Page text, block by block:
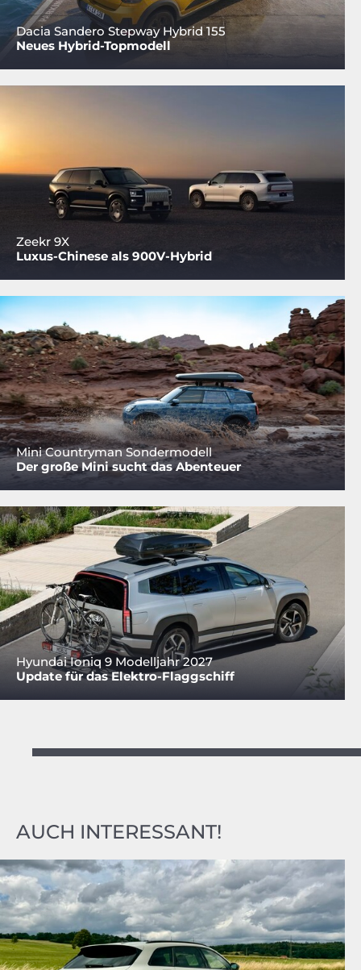
Dacia Sandero Stepway Hybrid 155
Neues Hybrid-Topmodell
Zeekr 9X
Luxus-Chinese als 900V-Hybrid
Mini Countryman Sondermodell
Der große Mini sucht das Abenteuer
Hyundai Ioniq 9 Modelljahr 2027
Update für das Elektro-Flaggschiff
AUCH INTERESSANT!